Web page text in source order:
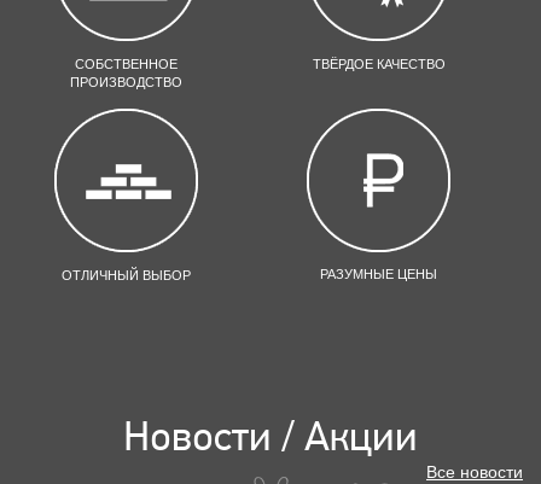
СОБСТВЕННОЕ
ПРОИЗВОДСТВО
ТВЁРДОЕ КАЧЕСТВО
ОТЛИЧНЫЙ ВЫБОР РАЗУМНЫЕ ЦЕНЫ
Новости / Акции
Все новости